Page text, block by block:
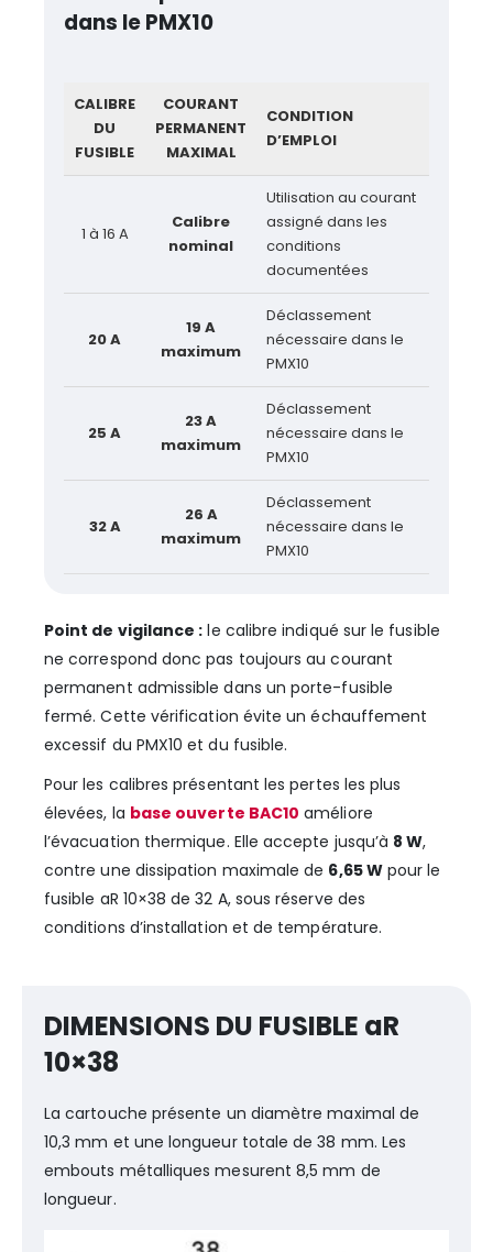
dans le PMX10
CALIBRE
DU
FUSIBLE
COURANT
PERMANENT
MAXIMAL
CONDITION
D’EMPLOI
1 à 16 A
Calibre
nominal
Utilisation au courant
assigné dans les
conditions
documentées
20 A
19 A
maximum
Déclassement
nécessaire dans le
PMX10
25 A
23 A
maximum
Déclassement
nécessaire dans le
PMX10
32 A
26 A
maximum
Déclassement
nécessaire dans le
PMX10
Point de vigilance : le calibre indiqué sur le fusible
ne correspond donc pas toujours au courant
permanent admissible dans un porte-fusible
fermé. Cette vérification évite un échauffement
excessif du PMX10 et du fusible.
Pour les calibres présentant les pertes les plus
élevées, la base ouverte BAC10 améliore
l’évacuation thermique. Elle accepte jusqu’à 8 W,
contre une dissipation maximale de 6,65 Wpour le
fusible aR 10×38 de 32 A, sous réserve des
conditions d’installation et de température.
DIMENSIONS DU FUSIBLE aR
10×38
La cartouche présente un diamètre maximal de
10,3 mm et une longueur totale de 38 mm. Les
embouts métalliques mesurent 8,5 mm de
longueur.